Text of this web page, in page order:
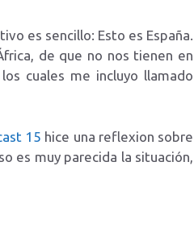
es sencillo: Esto es España.
de que no nos tienen en
cuales me incluyo llamado
15 hice una reflexion sobre
es muy parecida la situación,